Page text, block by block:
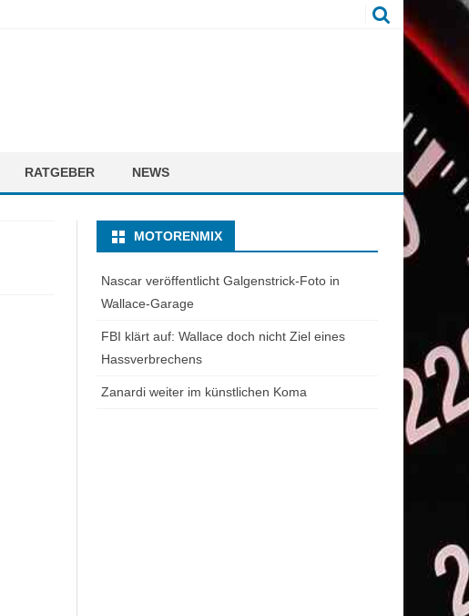
RATGEBER NEWS
MOTORENMIX
Nascar veröffentlicht Galgenstrick-Foto in
Wallace-Garage
FBI klärt auf: Wallace doch nicht Ziel eines
Hassverbrechens
Zanardi weiter im künstlichen Koma